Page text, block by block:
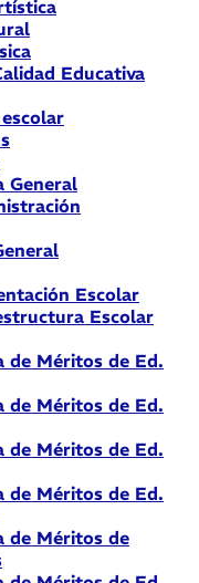
Educativa
General
Escolar
Escolar
de Méritos de Ed.
de Méritos de Ed.
de Méritos de Ed.
de Méritos de Ed.
de Méritos de